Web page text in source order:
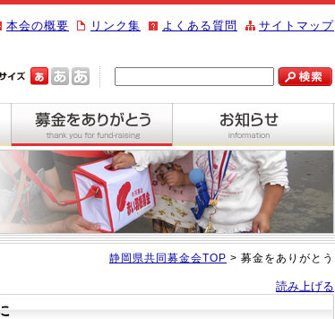
サイトマップ
よくある質問
リンク集
本会の概要
静岡県共同募金会TOP > 募金をありがとう
読み上げる